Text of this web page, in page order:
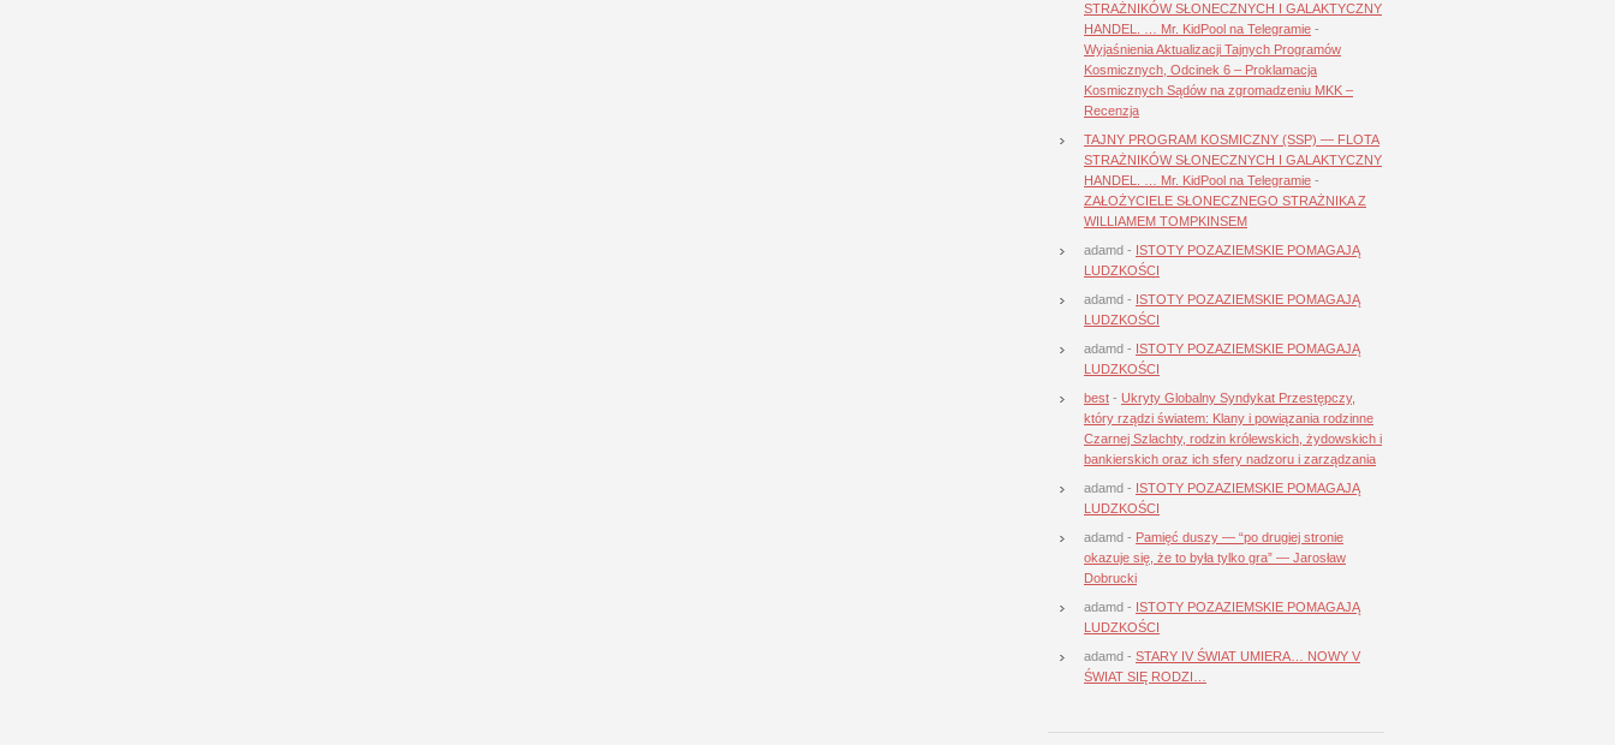
STRAŻNIKÓW SŁONECZNYCH I GALAKTYCZNY
HANDEL. … Mr. KidPool na Telegramie -
Wyjaśnienia Aktualizacji Tajnych Programów
Kosmicznych, Odcinek 6 – Proklamacja
Kosmicznych Sądów na zgromadzeniu MKK –
Recenzja
TAJNY PROGRAM KOSMICZNY (SSP) — FLOTA
STRAŻNIKÓW SŁONECZNYCH I GALAKTYCZNY
HANDEL. … Mr. KidPool na Telegramie -
ZAŁOŻYCIELE SŁONECZNEGO STRAŻNIKA Z
WILLIAMEM TOMPKINSEM
adamd - ISTOTY POZAZIEMSKIE POMAGAJĄ
LUDZKOŚCI
adamd - ISTOTY POZAZIEMSKIE POMAGAJĄ
LUDZKOŚCI
adamd - ISTOTY POZAZIEMSKIE POMAGAJĄ
LUDZKOŚCI
best - Ukryty Globalny Syndykat Przestępczy,
który rządzi światem: Klany i powiązania rodzinne
Czarnej Szlachty, rodzin królewskich, żydowskich i
bankierskich oraz ich sfery nadzoru i zarządzania
adamd - ISTOTY POZAZIEMSKIE POMAGAJĄ
LUDZKOŚCI
adamd - Pamięć duszy — “po drugiej stronie
okazuje się, że to była tylko gra” — Jarosław
Dobrucki
adamd - ISTOTY POZAZIEMSKIE POMAGAJĄ
LUDZKOŚCI
adamd - STARY IV ŚWIAT UMIERA… NOWY V
ŚWIAT SIĘ RODZI…